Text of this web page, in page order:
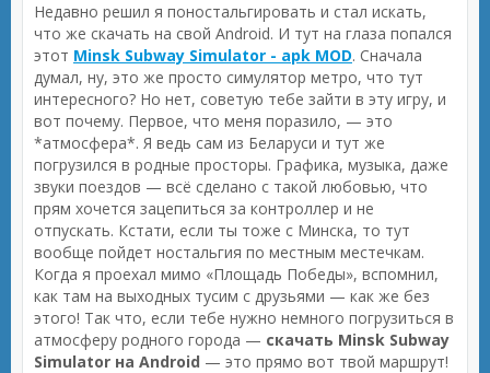
Недавно решил я поностальгировать и стал искать,
что же скачать на свой Android. И тут на глаза попался
этот Minsk Subway Simulator - apk MOD. Сначала
думал, ну, это же просто симулятор метро, что тут
интересного? Но нет, советую тебе зайти в эту игру, и
вот почему. Первое, что меня поразило, — это
*атмосфера*. Я ведь сам из Беларуси и тут же
погрузился в родные просторы. Графика, музыка, даже
звуки поездов — всё сделано с такой любовью, что
прям хочется зацепиться за контроллер и не
отпускать. Кстати, если ты тоже с Минска, то тут
вообще пойдет ностальгия по местным местечкам.
Когда я проехал мимо «Площадь Победы», вспомнил,
как там на выходных тусим с друзьями — как же без
этого! Так что, если тебе нужно немного погрузиться в
атмосферу родного города — скачать Minsk Subway
Simulator на Android — это прямо вот твой маршрут!